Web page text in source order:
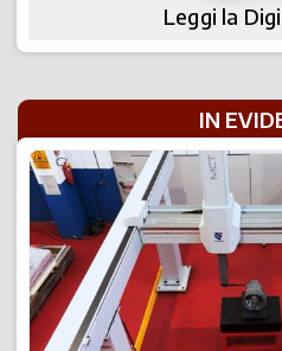
Leggi la
IN